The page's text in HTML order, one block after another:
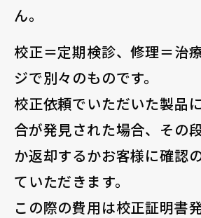
ん。
校正＝定期検診、修理＝治
ジで別々のものです。
校正依頼でいただいた製品
合が発見された場合、その
か返却するかお客様に確認
ていただきます。
この際の費用は校正証明書